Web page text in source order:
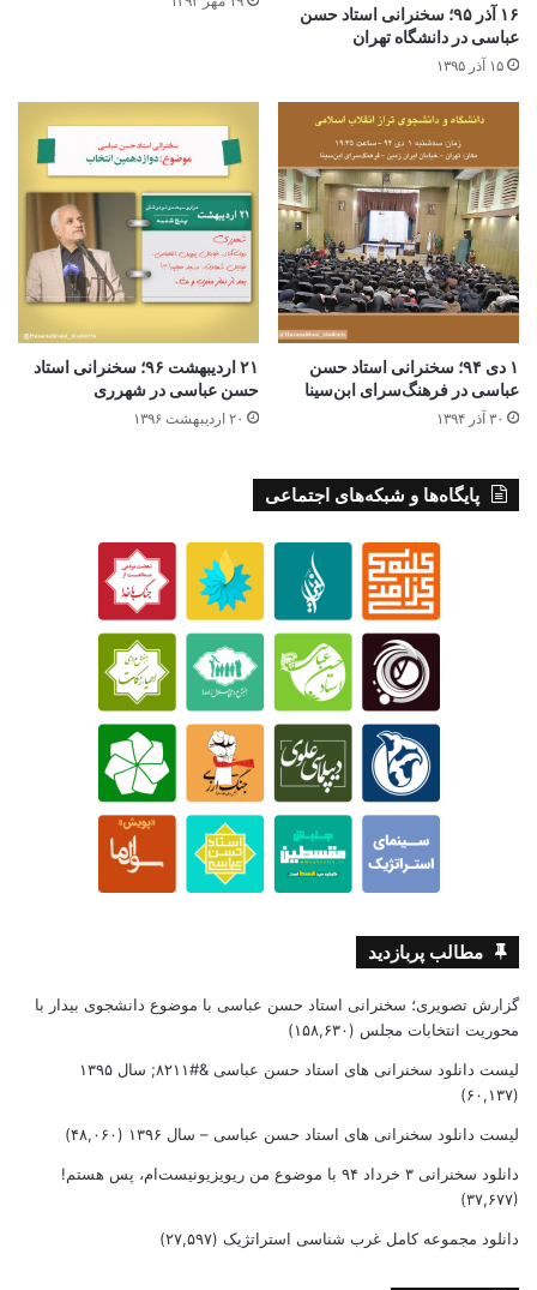
۱۶ آذر ۹۵؛ سخنرانی استاد حسن
عباسی در دانشگاه تهران
۱۵ آذر ۱۳۹۵
۱ دی ۹۴؛ سخنرانی استاد حسن
عباسی در فرهنگ‌سرای ابن‌سینا
۳۰ آذر ۱۳۹۴
۲۱ اردیبهشت ۹۶؛ سخنرانی استاد
حسن عباسی در شهرری
۲۰ اردیبهشت ۱۳۹۶
پایگاه‌ها و شبکه‌های اجتماعی
مطالب پربازدید
گزارش تصویری؛ سخنرانی استاد حسن عباسی با موضوع دانشجوی بیدار با
محوریت انتخابات مجلس (۱۵۸,۶۳۰)
لیست دانلود سخنرانی های استاد حسن عباسی &#۸۲۱۱; سال ۱۳۹۵
(۶۰,۱۳۷)
لیست دانلود سخنرانی های استاد حسن عباسی – سال ۱۳۹۶ (۴۸,۰۶۰)
دانلود سخنرانی ۳ خرداد ۹۴ با موضوع من ریویزیونیست‌ام، پس هستم!
(۳۷,۶۷۷)
دانلود مجموعه کامل غرب شناسی استراتژیک (۲۷,۵۹۷)